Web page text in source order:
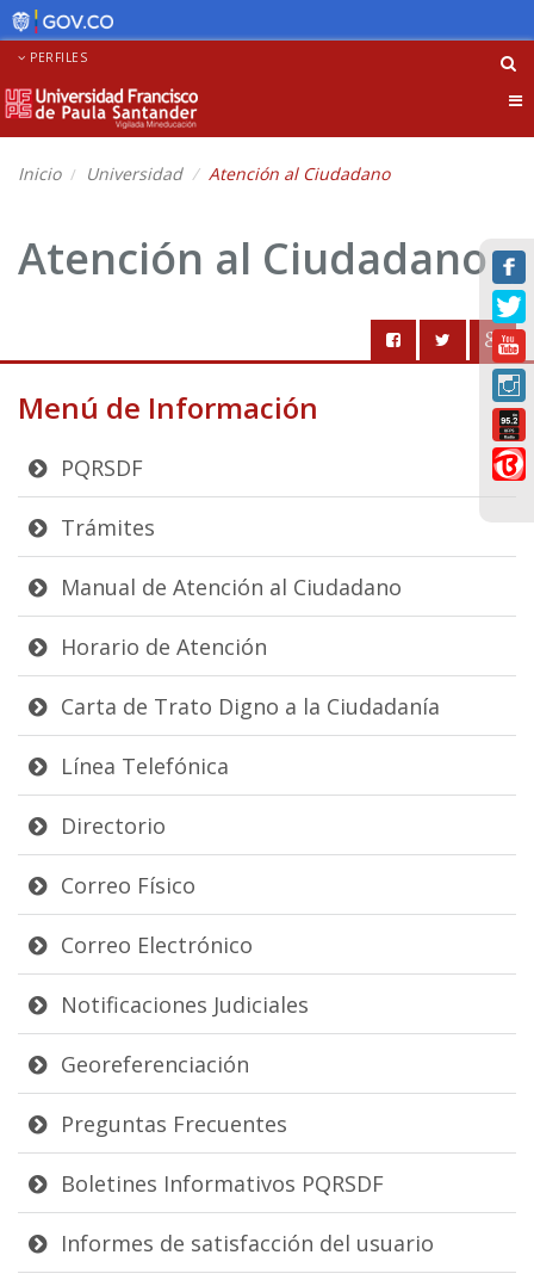
PERFILES
Inicio Universidad Atención al Ciudadano
Atención al Ciudadano
Menú de Información
PQRSDF
Trámites
Manual de Atención al Ciudadano
Horario de Atención
Carta de Trato Digno a la Ciudadanía
Línea Telefónica
Directorio
Correo Físico
Correo Electrónico
Notificaciones Judiciales
Georeferenciación
Preguntas Frecuentes
Boletines Informativos PQRSDF
Informes de satisfacción del usuario